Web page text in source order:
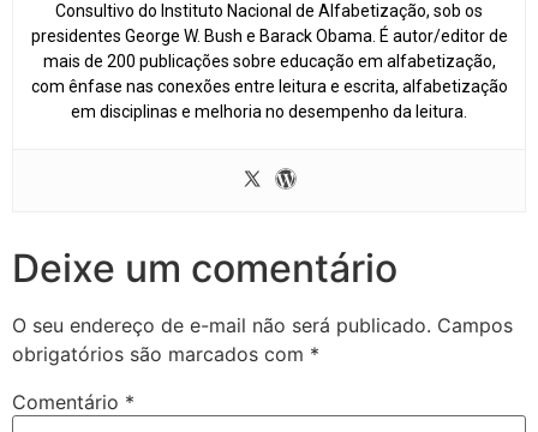
Consultivo do Instituto Nacional de Alfabetização, sob os
presidentes George W. Bush e Barack Obama. É autor/editor de
mais de 200 publicações sobre educação em alfabetização,
com ênfase nas conexões entre leitura e escrita, alfabetização
em disciplinas e melhoria no desempenho da leitura.
Deixe um comentário
O seu endereço de e-mail não será publicado. Campos
obrigatórios são marcados com *
Comentário *